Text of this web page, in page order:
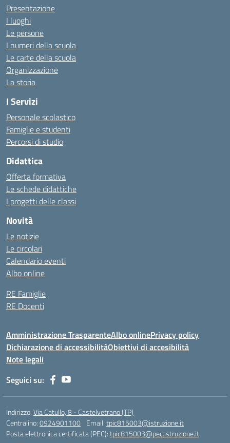
Presentazione
I luoghi
Le persone
I numeri della scuola
Le carte della scuola
Organizzazione
La storia
I Servizi
Personale scolastico
Famiglie e studenti
Percorsi di studio
Didattica
Offerta formativa
Le schede didattiche
I progetti delle classi
Novità
Le notizie
Le circolari
Calendario eventi
Albo online
RE Famiglie
RE Docenti
Amministrazione TrasparenteAlbo onlinePrivacy policy
Dichiarazione di accessibilitàObiettivi di accesibilità
Note legali
Seguici su:
Indirizzo:Via Catullo, 8 - Castelvetrano (TP)
Centralino:0924901100 Email:tpic815003@istruzione.it
Posta elettronica certificata (PEC):tpic815003@pec.istruzione.it